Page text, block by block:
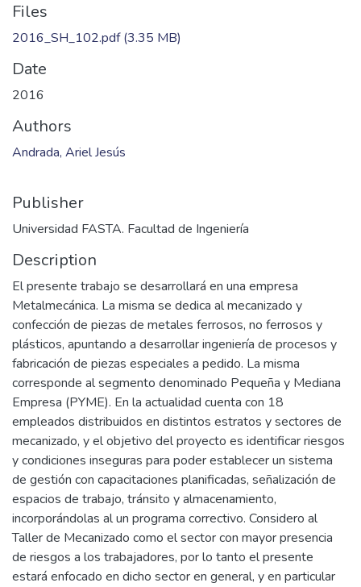
Files
2016_SH_102.pdf(3.35 MB)
Date
2016
Authors
Andrada, Ariel Jesús
Publisher
Universidad FASTA. Facultad de Ingeniería
Description
El presente trabajo se desarrollará en una empresa
Metalmecánica. La misma se dedica al mecanizado y
confección de piezas de metales ferrosos, no ferrosos y
plásticos, apuntando a desarrollar ingeniería de procesos y
fabricación de piezas especiales a pedido. La misma
corresponde al segmento denominado Pequeña y Mediana
Empresa (PYME). En la actualidad cuenta con 18
empleados distribuidos en distintos estratos y sectores de
mecanizado, y el objetivo del proyecto es identificar riesgos
y condiciones inseguras para poder establecer un sistema
de gestión con capacitaciones planificadas, señalización de
espacios de trabajo, tránsito y almacenamiento,
incorporándolas al un programa correctivo. Considero al
Taller de Mecanizado como el sector con mayor presencia
de riesgos a los trabajadores, por lo tanto el presente
estará enfocado en dicho sector en general, y en particular